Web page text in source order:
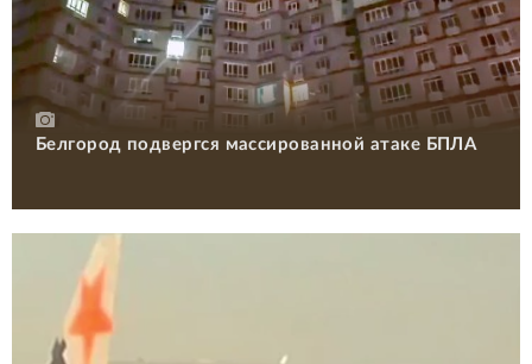
Белгород подвергся массированной атаке БПЛА